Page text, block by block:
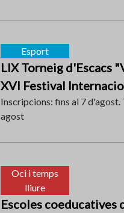
Esport
LIX Torneig d'Escacs
XVI Festival
Inscripcions: fins al 7 d'agost.
agost
Oci i temps
lliure
Escoles coeducatives